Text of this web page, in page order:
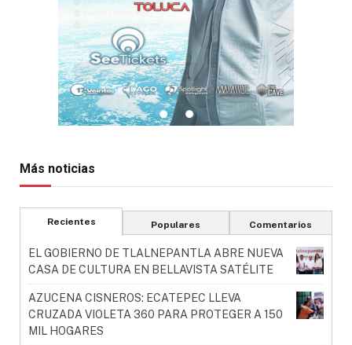
Más noticias
Recientes Populares Comentarios
EL GOBIERNO DE TLALNEPANTLA ABRE NUEVA
CASA DE CULTURA EN BELLAVISTA SATÉLITE
AZUCENA CISNEROS: ECATEPEC LLEVA
CRUZADA VIOLETA 360 PARA PROTEGER A 150
MIL HOGARES